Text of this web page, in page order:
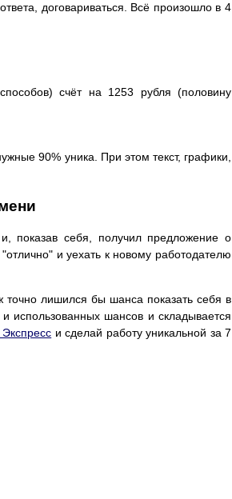
договариваться. Всё произошло в 4
счёт на 1253 рубля (половину
90% уника. При этом текст, графики,
показав себя, получил предложение о
и уехать к новому работодателю
лишился бы шанса показать себя в
использованных шансов и складывается
и сделай работу уникальной за 7